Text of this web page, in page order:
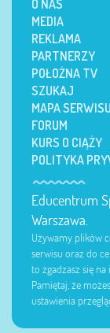
O NAS
MEDIA
REKLAMA
PARTNERZY
POŁOŻNA TV
SZUKAJ
MAPA SERWISU
FORUM
KURS O CIĄŻY
POLITYKA
Educentrum
Warszawa.
Używamy plików
serwisu oraz do
to zgadzasz się
Pamiętaj, że
ustawienia